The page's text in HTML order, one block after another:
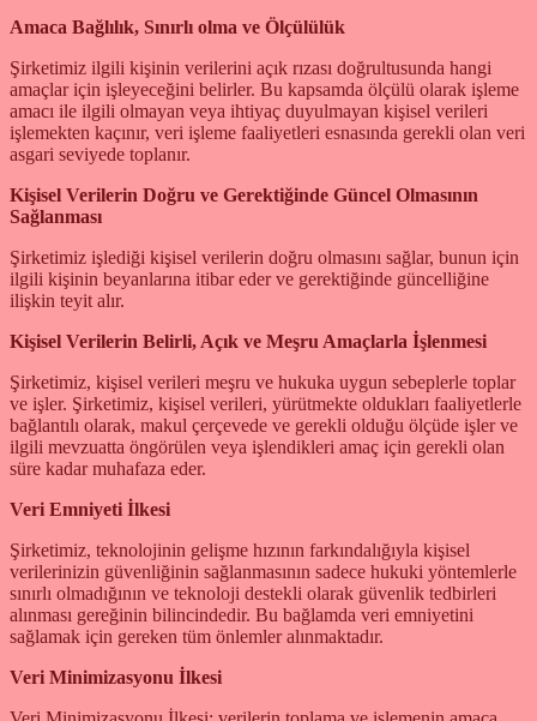
Amaca Bağlılık, Sınırlı olma ve Ölçülülük
Şirketimiz ilgili kişinin verilerini açık rızası doğrultusunda hangi
amaçlar için işleyeceğini belirler. Bu kapsamda ölçülü olarak işleme
amacı ile ilgili olmayan veya ihtiyaç duyulmayan kişisel verileri
işlemekten kaçınır, veri işleme faaliyetleri esnasında gerekli olan veri
asgari seviyede toplanır.
Kişisel Verilerin Doğru ve Gerektiğinde Güncel Olmasının
Sağlanması
Şirketimiz işlediği kişisel verilerin doğru olmasını sağlar, bunun için
ilgili kişinin beyanlarına itibar eder ve gerektiğinde güncelliğine
ilişkin teyit alır.
Kişisel Verilerin Belirli, Açık ve Meşru Amaçlarla İşlenmesi
Şirketimiz, kişisel verileri meşru ve hukuka uygun sebeplerle toplar
ve işler. Şirketimiz, kişisel verileri, yürütmekte oldukları faaliyetlerle
bağlantılı olarak, makul çerçevede ve gerekli olduğu ölçüde işler ve
ilgili mevzuatta öngörülen veya işlendikleri amaç için gerekli olan
süre kadar muhafaza eder.
Veri Emniyeti İlkesi
Şirketimiz, teknolojinin gelişme hızının farkındalığıyla kişisel
verilerinizin güvenliğinin sağlanmasının sadece hukuki yöntemlerle
sınırlı olmadığının ve teknoloji destekli olarak güvenlik tedbirleri
alınması gereğinin bilincindedir. Bu bağlamda veri emniyetini
sağlamak için gereken tüm önlemler alınmaktadır.
Veri Minimizasyonu İlkesi